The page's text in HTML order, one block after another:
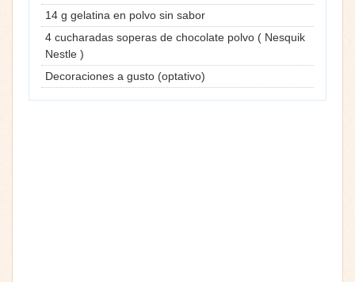
14 g gelatina en polvo sin sabor
4 cucharadas soperas de chocolate polvo ( Nesquik
Nestle )
Decoraciones a gusto (optativo)